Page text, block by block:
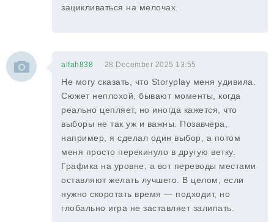
зацикливаться на мелочах.
alfah838 28 December 2025 13:55
Не могу сказать, что Storyplay меня удивила.
Сюжет неплохой, бывают моменты, когда
реально цепляет, но иногда кажется, что
выборы не так уж и важны. Позавчера,
например, я сделал один выбор, а потом
меня просто перекинуло в другую ветку.
Графика на уровне, а вот переводы местами
оставляют желать лучшего. В целом, если
нужно скоротать время — подходит, но
глобально игра не заставляет залипать.